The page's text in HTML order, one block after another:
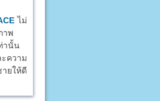
ไม่
าพ
านั้น
ความ
ยให้ดี